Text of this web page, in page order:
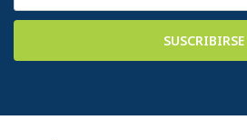
SUSCRIBIRSE